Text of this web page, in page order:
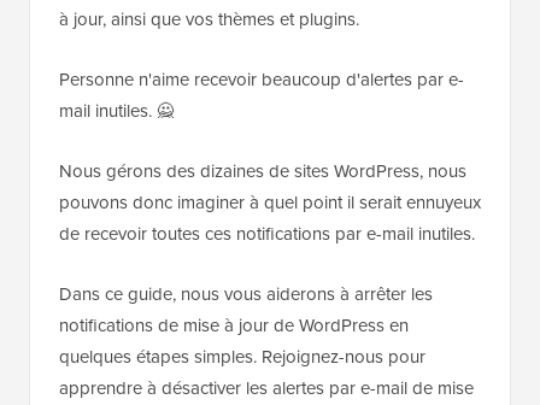
à jour, ainsi que vos thèmes et plugins.
Personne n'aime recevoir beaucoup d'alertes par e-
mail inutiles. 🙅
Nous gérons des dizaines de sites WordPress, nous
pouvons donc imaginer à quel point il serait ennuyeux
de recevoir toutes ces notifications par e-mail inutiles.
Dans ce guide, nous vous aiderons à arrêter les
notifications de mise à jour de WordPress en
quelques étapes simples. Rejoignez-nous pour
apprendre à désactiver les alertes par e-mail de mise